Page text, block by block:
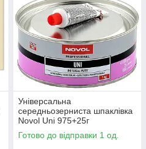
Універсальна
середньозерниста шпаклівка
Novol Uni 975+25г
Готово до відправки 1 од.